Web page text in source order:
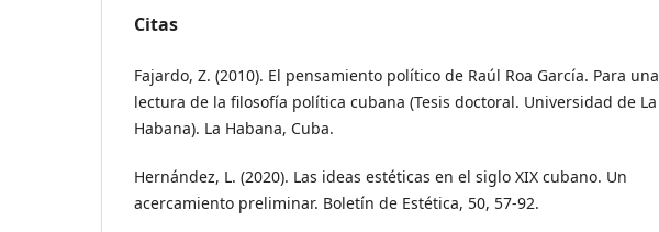
Citas
Fajardo, Z. (2010). El pensamiento político de Raúl Roa García. Para una
lectura de la filosofía política cubana (Tesis doctoral. Universidad de La
Habana). La Habana, Cuba.
Hernández, L. (2020). Las ideas estéticas en el siglo XIX cubano. Un
acercamiento preliminar. Boletín de Estética, 50, 57-92.